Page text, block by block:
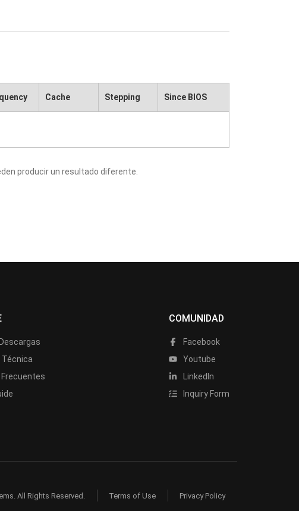
Cache Stepping Since BIOS
producir un resultado diferente.
COMUNIDAD
Facebook
Youtube
LinkedIn
Inquiry Form
All Rights Reserved. Terms of Use Privacy Policy